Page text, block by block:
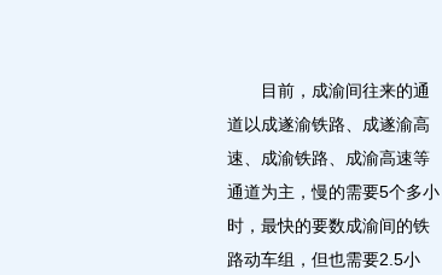
目前，成渝间往来的通
道以成遂渝铁路、成遂渝高
速、成渝铁路、成渝高速等
通道为主，慢的需要5个多小
时，最快的要数成渝间的铁
路动车组，但也需要2.5小